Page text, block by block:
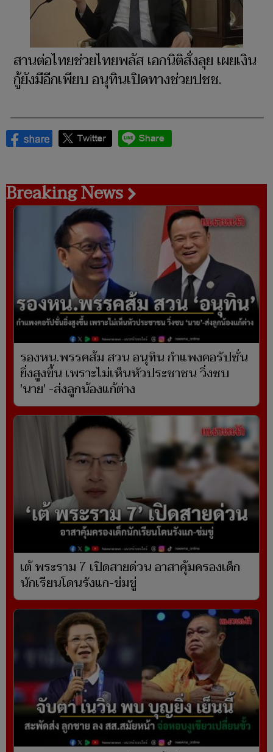
สานต่อไทยช่วยไทยพลัส เอกนิติสั่งลุย เผยเงิน
กู้ยังมีอีกเพียบ อนุทินเปิดทางช่วยปชช.
Breaking News
รองหน.พรรคส้ม สวน อนุทิน กำแพงคอรัปชั่น
ยิ่งสูงขึ้น เพราะไม่เห็นหัวประชาชน วิ่งซบ
'นาย' -ส่งลูกน้องแก้ต่าง
เต้ พระราม 7 เปิดสายด่วน อาสาคุ้มครองเด็ก
นักเรียนโดนรังแก-ข่มขู่